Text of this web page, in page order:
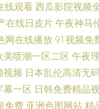
线观看 西瓜影院视频
在线日皮片 午夜神马
网在线播放 91视频免
美喷潮一区二区 午夜
视频 日本乱伦高清无
幕一区 日韩免费精品
免费 亚洲色图网站 精